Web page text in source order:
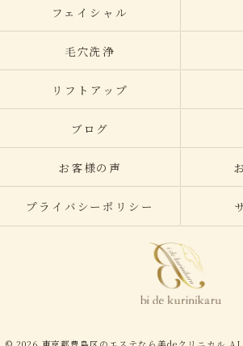
フェイシャル
毛穴洗浄
リフトアップ
ブログ
お客様の声
プライバシーポリシー